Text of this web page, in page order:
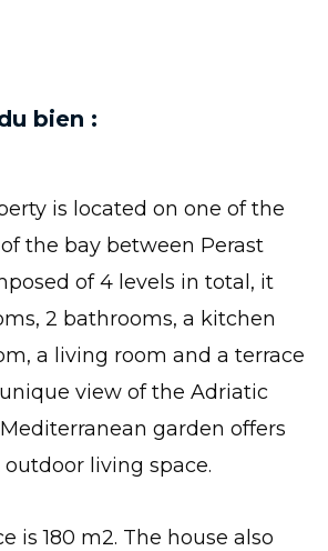
bien :
is located on one of the
the bay between Perast
of 4 levels in total, it
2 bathrooms, a kitchen
a living room and a terrace
view of the Adriatic
garden offers
living space.
is 180 m2. The house also